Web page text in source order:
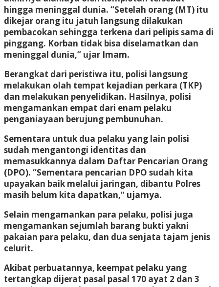
hingga meninggal dunia. “Setelah orang (MT) itu
dikejar orang itu jatuh langsung dilakukan
pembacokan sehingga terkena dari pelipis sama di
pinggang. Korban tidak bisa diselamatkan dan
meninggal dunia,” ujar Imam.
Berangkat dari peristiwa itu, polisi langsung
melakukan olah tempat kejadian perkara (TKP)
dan melakukan penyelidikan. Hasilnya, polisi
mengamankan empat dari enam pelaku
penganiayaan berujung pembunuhan.
Sementara untuk dua pelaku yang lain polisi
sudah mengantongi identitas dan
memasukkannya dalam Daftar Pencarian Orang
(DPO). “Sementara pencarian DPO sudah kita
upayakan baik melalui jaringan, dibantu Polres
masih belum kita dapatkan,” ujarnya.
Selain mengamankan para pelaku, polisi juga
mengamankan sejumlah barang bukti yakni
pakaian para pelaku, dan dua senjata tajam jenis
celurit.
Akibat perbuatannya, keempat pelaku yang
tertangkap dijerat pasal pasal 170 ayat 2 dan 3